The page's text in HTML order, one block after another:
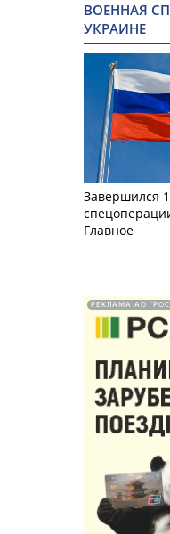
ВОЕННАЯ
УКРАИНЕ
Завершился
Главное
РЕКЛАМА АО